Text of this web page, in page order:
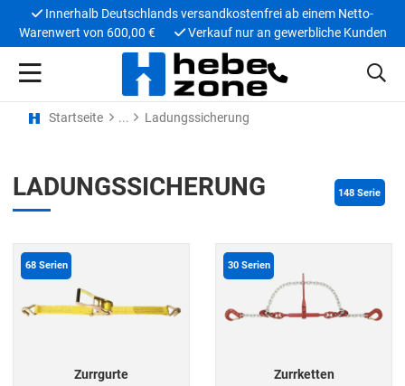
Innerhalb Deutschlands versandkostenfrei ab einem Netto-
Warenwert von 600,00 €
Verkauf nur an gewerbliche Kunden
Startseite Ladungssicherung
LADUNGSSICHERUNG 148 Serie
68 Serien
Zurrgurte
30 Serien
Zurrketten